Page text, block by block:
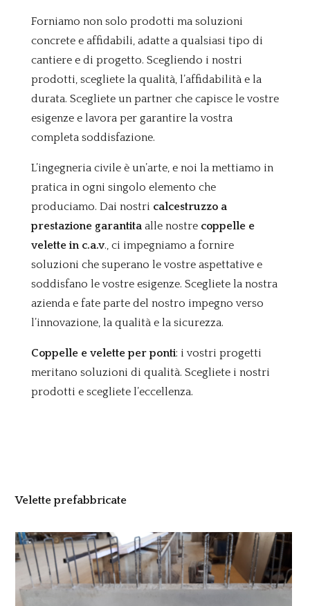
Forniamo non solo prodotti ma soluzioni
concrete e affidabili, adatte a qualsiasi tipo di
cantiere e di progetto. Scegliendo i nostri
prodotti, scegliete la qualità, l’affidabilità e la
durata. Scegliete un partner che capisce le vostre
esigenze e lavora per garantire la vostra
completa soddisfazione.
L’ingegneria civile è un’arte, e noi la mettiamo in
pratica in ogni singolo elemento che
produciamo. Dai nostri calcestruzzo a
prestazione garantitaalle nostre coppelle e
velette in c.a.v., ci impegniamo a fornire
soluzioni che superano le vostre aspettative e
soddisfano le vostre esigenze. Scegliete la nostra
azienda e fate parte del nostro impegno verso
l’innovazione, la qualità e la sicurezza.
Coppelle e velette per ponti: i vostri progetti
meritano soluzioni di qualità. Scegliete i nostri
prodotti e scegliete l’eccellenza.
Velette prefabbricate